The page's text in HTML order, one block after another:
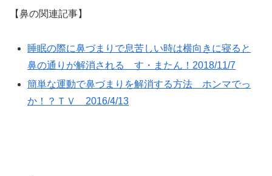
【鼻の関連記事】
睡眠の際に鼻づまりで息苦しい時は横向きに寝ると
鼻の通りが解消される す・またん！2018/11/7
簡単な運動で鼻づまりを解消する方法 ホンマでっ
か！？ＴＶ 2016/4/13